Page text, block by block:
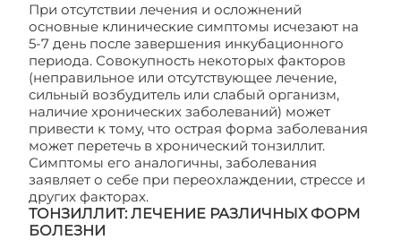
При отсутствии лечения и осложнений
основные клинические симптомы исчезают на
5-7 день после завершения инкубационного
периода. Совокупность некоторых факторов
(неправильное или отсутствующее лечение,
сильный возбудитель или слабый организм,
наличие хронических заболеваний) может
привести к тому, что острая форма заболевания
может перетечь в хронический тонзиллит.
Симптомы его аналогичны, заболевания
заявляет о себе при переохлаждении, стрессе и
других факторах.
ТОНЗИЛЛИТ: ЛЕЧЕНИЕ РАЗЛИЧНЫХ ФОРМ
БОЛЕЗНИ